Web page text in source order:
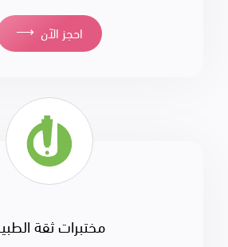
⟶ احجز الآن
مختبرات ثقة الطبية